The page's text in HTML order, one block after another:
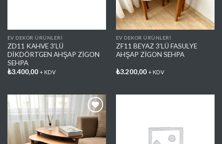
EV DEKOR ÜRÜNLERİ
ZD11 KAHVE 3’LÜ
DİKDÖRTGEN AHŞAP ZİGON
SEHPA
₺3.400,00 + KDV
EV DEKOR ÜRÜNLERİ
ZF11 BEYAZ 3’LÜ FASULYE
AHŞAP ZİGON SEHPA
₺3.200,00 + KDV
Favorilere